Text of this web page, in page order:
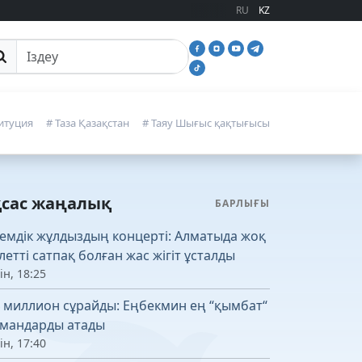
RU KZ
іздеу
# Таза Қазақстан # Таяу Шығыс қақтығысы
жаңалық БАРЛЫҒЫ
жұлдыздың концерті: Алматыда жоқ
сатпақ болған жас жігіт ұсталды
18:25
миллион сұрайды: Еңбекмин ең “қымбат“
атады
17:40